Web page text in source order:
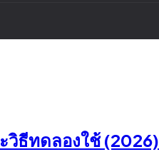
วิธีทดลองใช้ (2026)